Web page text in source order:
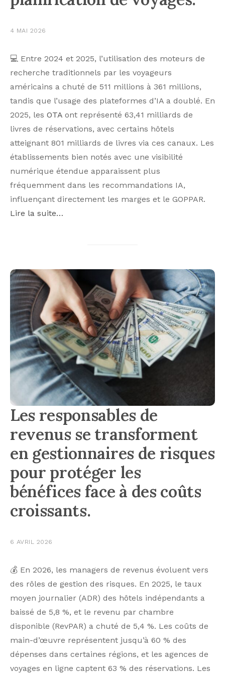
4 MAI 2026
💻 Entre 2024 et 2025, l’utilisation des moteurs de
recherche traditionnels par les voyageurs
américains a chuté de 511 millions à 361 millions,
tandis que l’usage des plateformes d’IA a doublé. En
2025, les OTA ont représenté 63,41 milliards de
livres de réservations, avec certains hôtels
atteignant 801 milliards de livres via ces canaux. Les
établissements bien notés avec une visibilité
numérique étendue apparaissent plus
fréquemment dans les recommandations IA,
influençant directement les marges et le GOPPAR.
Lire la suite…
Les responsables de
revenus se transforment
en gestionnaires de risques
pour protéger les
bénéfices face à des coûts
croissants.
6 AVRIL 2026
💰 En 2026, les managers de revenus évoluent vers
des rôles de gestion des risques. En 2025, le taux
moyen journalier (ADR) des hôtels indépendants a
baissé de 5,8 %, et le revenu par chambre
disponible (RevPAR) a chuté de 5,4 %. Les coûts de
main-d’œuvre représentent jusqu’à 60 % des
dépenses dans certaines régions, et les agences de
voyages en ligne captent 63 % des réservations. Les